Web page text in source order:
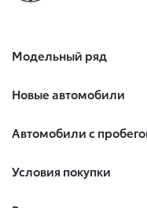
Модельный ряд
Новые автомобили